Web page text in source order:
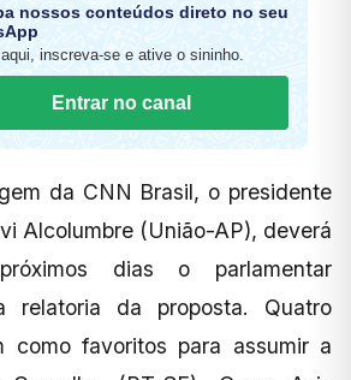
nossos conteúdos direto no seu
inscreva-se e ative o sininho.
Entrar no canal
da CNN Brasil, o presidente
Alcolumbre (União-AP), deverá
dias o parlamentar
relatoria da proposta. Quatro
como favoritos para assumir a